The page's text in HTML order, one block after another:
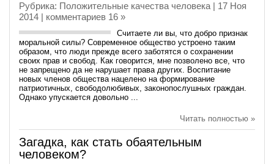
Рубрика: Положительные качества человека | 17 Ноя
2014 | комментариев 16 »
Считаете ли вы, что добро признак
моральной силы? Современное общество устроено таким
образом, что люди прежде всего заботятся о сохранении
своих прав и свобод. Как говорится, мне позволено все, что
не запрещено да не нарушает права других. Воспитание
новых членов общества нацелено на формирование
патриотичных, свободолюбивых, законопослушных граждан.
Однако упускается довольно ...
Читать полностью »
Загадка, как стать обаятельным
человеком?